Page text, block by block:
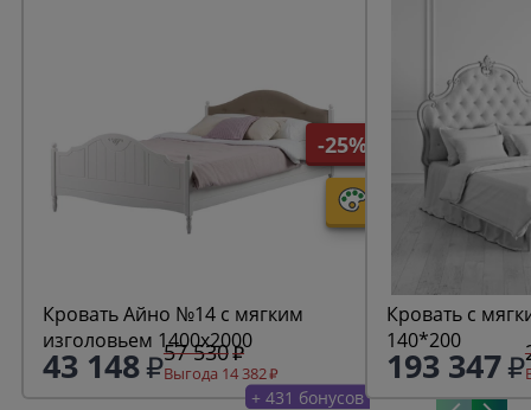
-25%
Кровать Айно №14 с мягким
изголовьем 1400х2000
43 148 57 530
Выгода 14 382
+ 431 бонусов
Кровать с
140*200
193 347